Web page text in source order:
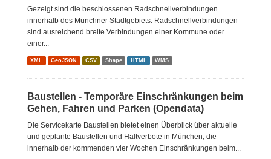
Gezeigt sind die beschlossenen Radschnellverbindungen
innerhalb des Münchner Stadtgebiets. Radschnellverbindungen
sind ausreichend breite Verbindungen einer Kommune oder
einer...
XML GeoJSON CSV Shape HTML WMS
Baustellen - Temporäre Einschränkungen beim
Gehen, Fahren und Parken (Opendata)
Die Servicekarte Baustellen bietet einen Überblick über aktuelle
und geplante Baustellen und Haltverbote in München, die
innerhalb der kommenden vier Wochen Einschränkungen beim...